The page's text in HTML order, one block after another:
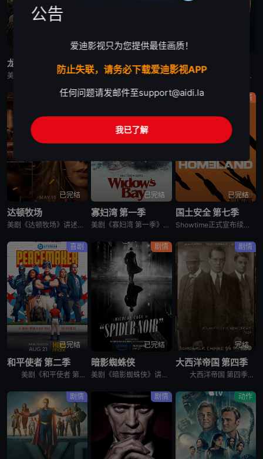
更新至第7集
龙之家族 第三季
美剧《龙之家族 第三季》，铁王座面前，绝无怜悯。
更新至第4集
末日地堡 第三季
美剧《末日地堡 第三季》又名：羊毛战记,羊毛记,Silo Season 3，讲述了：当下，Juliette Nichols在被迫接受“净化”后幸存下来，但记忆却已丧失，而地堡正从叛乱中恢复，并面临着新
星城
美剧《星城》为太空竞赛题材剧《为全人类》的衍生剧，是同一设定下的全新篇章。《星城》将我们带回太空竞赛另类历史重述的关键时刻——苏联成为首个实现载人登月的国家。但这次，我们将从铁幕后方探索这个故事，展现
剧情
已完结
达顿牧场
美剧《达顿牧场》讲述了，抛开《黄石》时期经历的阴影，Beth和Rip努力共筑未来，但他们遭遇了残酷的新现实，以及一家不择手段、只为保住自己帝国的无情敌对牧场。在南得克萨斯州，血脉之深远胜于一切，宽恕转
剧情
已完结
寡妇湾 第一季
美剧《寡妇湾 第一季》讲述了，新英格兰外海40英里处的寡妇湾，终年被迷雾笼罩。这里流传着百年前的海难传说，所有出海的渔民葬身深海，只留下满岛寡妇与一道血色诅咒。新任市长汤姆·洛夫蒂斯决心振兴衰败的小镇
剧情
已完结
国土安全 第七季
Showtime正式宣布续订《国土安全》第7季。
喜剧
已完结
和平使者 第二季
美剧《和平使者 第二季》英文名为：Peacemaker Season 2。和平使者的正义联盟面试似乎不太顺利，同时他和朋友们面对着天眼局的威胁，必须比以往更加团结。
剧情
已完结
暗影蜘蛛侠
美剧《暗影蜘蛛侠》讲述了，私家侦探本·莱利接下了几个看似简单的案子…结果却被黑帮、怪物和一个神秘的蛇蝎美人卷入一张阴谋之网，使他不得不再度面对自己曾经的身份：纽约唯一的超级英雄&quot;蜘蛛&quo
剧情
完结
大西洋帝国 第四季
大西洋帝国 第四季英文名为Boardwalk Empire Season 4，在第三季播出三集后，《大西洋帝国 Boardwalk Empire》得到了HBO台新季即第四季的预订。 &nbsp;
剧情 剧情 动作
公告
爱迪影视只为您提供最佳画质！
防止失联，请务必下载爱迪影视APP
任何问题请发邮件至support@aidi.la
我已了解